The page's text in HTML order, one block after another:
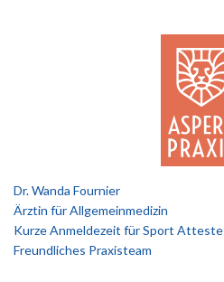
Dr. Wanda Fournier
Ärztin für Allgemeinmedizin
Kurze Anmeldezeit für Sport Atteste
Freundliches Praxisteam